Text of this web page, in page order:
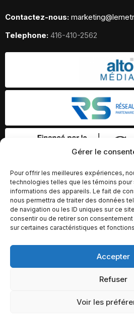
Gérer le
Pour offrir les meilleures expériences,
technologies telles que les témoins
informations des appareils. Le fait de
nous permettra de traiter des données
de navigation ou les ID uniques sur ce
consentir ou de retirer son
sur certaines caractéristiques et
Accepter
Refuser
Voir les
Contactez-nous:
Telephone: 416-410-2562
© Copyright 2026 – Altomédia Inc |
Ce site internet a été conçu et